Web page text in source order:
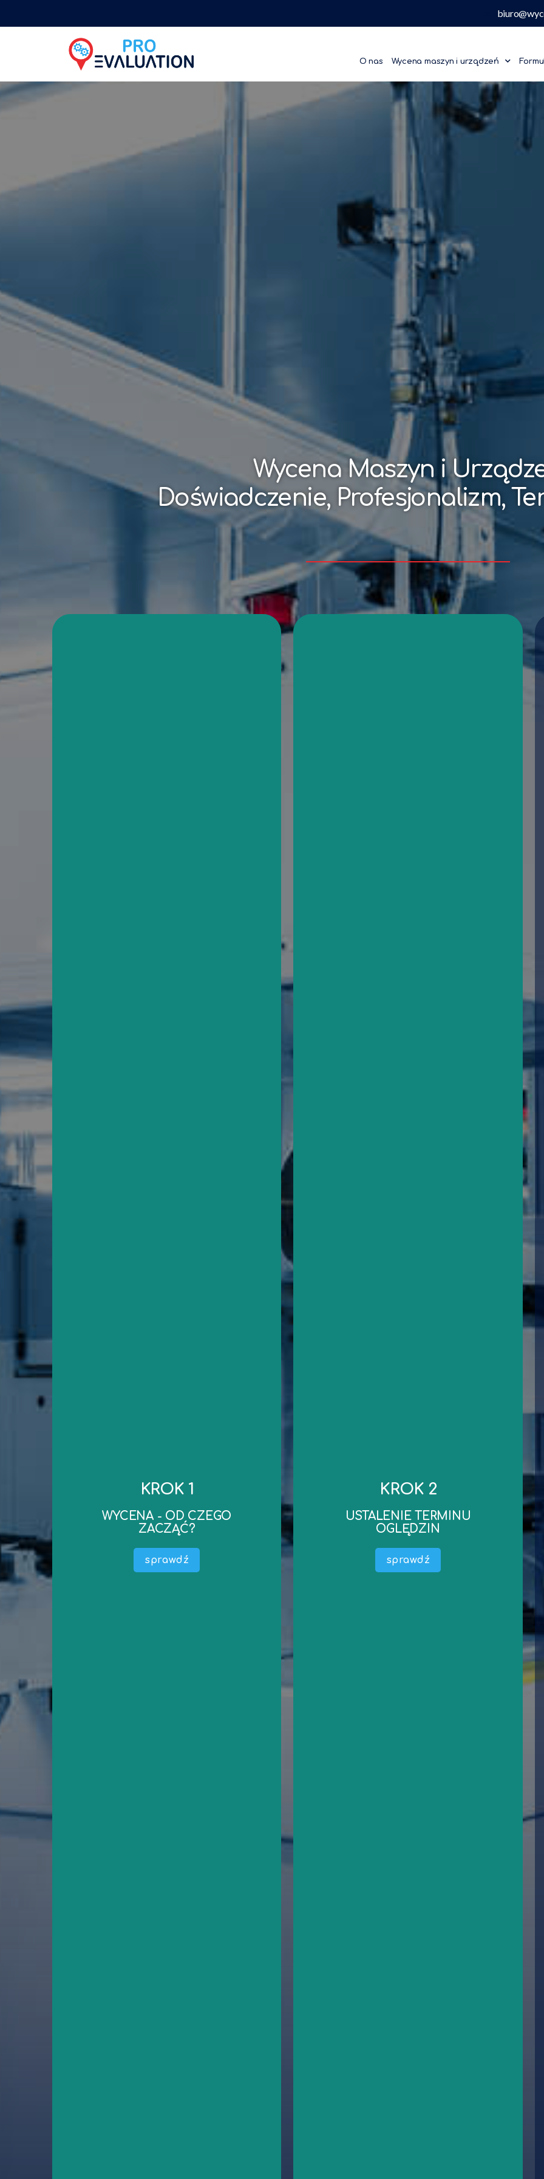
O nas Wycena maszyn i urządzeń
Wycena Maszyn i
Doświadczenie, Profesjonalizm,
KROK 1
WYCENA - OD CZEGO
ZACZĄĆ?
sprawdź
Określić do czego wycena jest potrzebna (cel
Po ustaleniu podstawowych parametrów –
zapraszamy do kontaktu telefonicznego lub
mailowego – ustalimy koszt wyceny, termin
realizacji oraz ewentualne dokumenty niezbędne KROK 2
USTALENIE TERMINU
OGLĘDZIN
sprawdź
wykonanie oględzin.
Ustalamy wspólnie termin oględzin (od terminu
oględzin oraz przekazania niezbędnej
dokumentacji liczony jest termin wykonania
wyceny).
robocze od dnia wykonania oględzin/przekazania
niezbędnych dokumentów.